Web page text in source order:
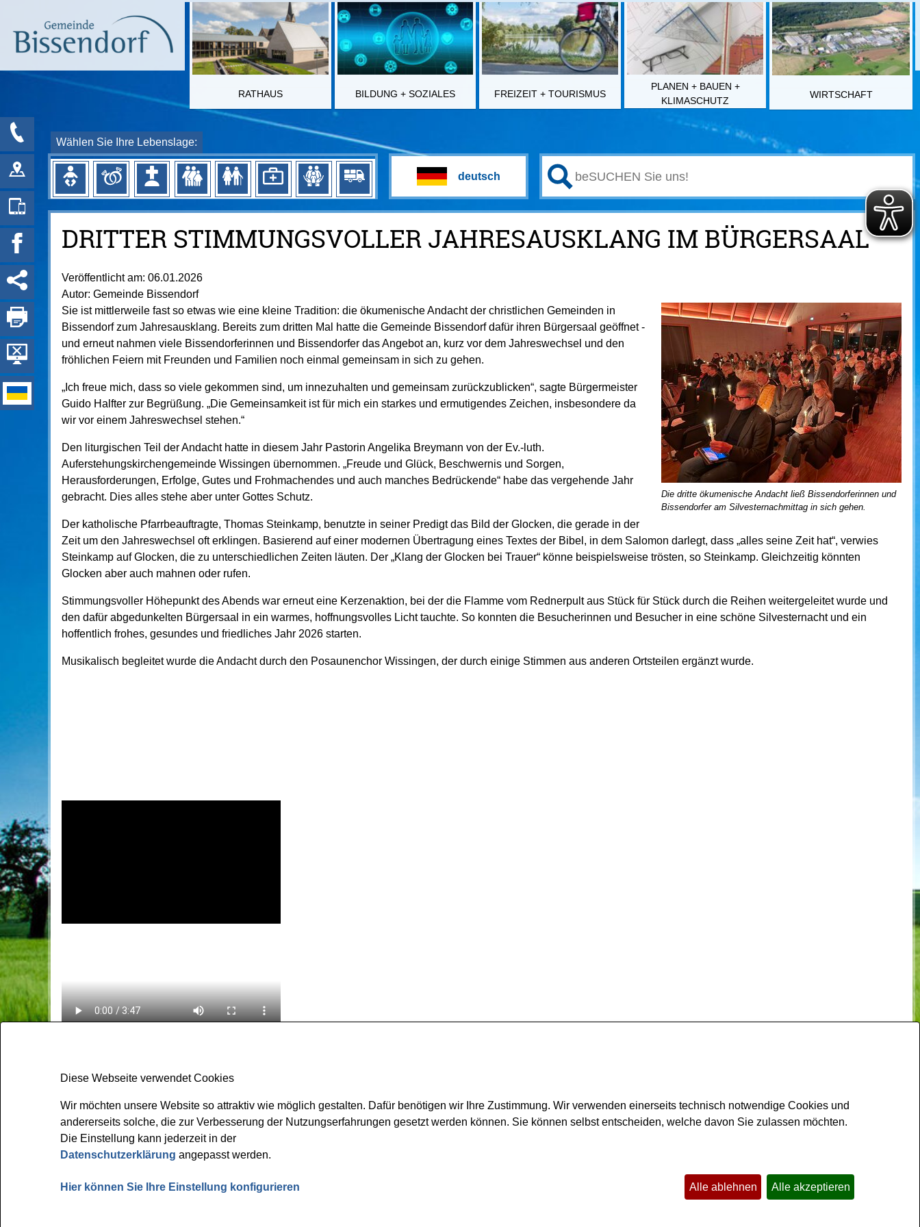
RATHAUS BILDUNG + SOZIALES FREIZEIT + TOURISMUS
PLANEN + BAUEN +
KLIMASCHUTZ
WIRTSCHAFT
Wählen Sie Ihre Lebenslage:
DRITTER STIMMUNGSVOLLER JAHRESAUSKLANG IM BÜRGERSAAL
Veröffentlicht am: 06.01.2026
Autor: Gemeinde Bissendorf
Die dritte ökumenische Andacht ließ Bissendorferinnen und
Bissendorfer am Silvesternachmittag in sich gehen.
Sie ist mittlerweile fast so etwas wie eine kleine Tradition: die ökumenische Andacht der christlichen Gemeinden in
Bissendorf zum Jahresausklang. Bereits zum dritten Mal hatte die Gemeinde Bissendorf dafür ihren Bürgersaal geöffnet -
und erneut nahmen viele Bissendorferinnen und Bissendorfer das Angebot an, kurz vor dem Jahreswechsel und den
fröhlichen Feiern mit Freunden und Familien noch einmal gemeinsam in sich zu gehen.
„Ich freue mich, dass so viele gekommen sind, um innezuhalten und gemeinsam zurückzublicken“, sagte Bürgermeister
Guido Halfter zur Begrüßung. „Die Gemeinsamkeit ist für mich ein starkes und ermutigendes Zeichen, insbesondere da
wir vor einem Jahreswechsel stehen.“
Den liturgischen Teil der Andacht hatte in diesem Jahr Pastorin Angelika Breymann von der Ev.-luth.
Auferstehungskirchengemeinde Wissingen übernommen. „Freude und Glück, Beschwernis und Sorgen,
Herausforderungen, Erfolge, Gutes und Frohmachendes und auch manches Bedrückende“ habe das vergehende Jahr
gebracht. Dies alles stehe aber unter Gottes Schutz.
Der katholische Pfarrbeauftragte, Thomas Steinkamp, benutzte in seiner Predigt das Bild der Glocken, die gerade in der
Zeit um den Jahreswechsel oft erklingen. Basierend auf einer modernen Übertragung eines Textes der Bibel, in dem Salomon darlegt, dass „alles seine Zeit hat“, verwies
Steinkamp auf Glocken, die zu unterschiedlichen Zeiten läuten. Der „Klang der Glocken bei Trauer“ könne beispielsweise trösten, so Steinkamp. Gleichzeitig könnten
Glocken aber auch mahnen oder rufen.
Stimmungsvoller Höhepunkt des Abends war erneut eine Kerzenaktion, bei der die Flamme vom Rednerpult aus Stück für Stück durch die Reihen weitergeleitet wurde und
den dafür abgedunkelten Bürgersaal in ein warmes, hoffnungsvolles Licht tauchte. So konnten die Besucherinnen und Besucher in eine schöne Silvesternacht und ein
hoffentlich frohes, gesundes und friedliches Jahr 2026 starten.
Musikalisch begleitet wurde die Andacht durch den Posaunenchor Wissingen, der durch einige Stimmen aus anderen Ortsteilen ergänzt wurde.
Gemeinde Bissendorf
Kirchplatz 1
Tel: 05402 404-0
Montag - Freitag:
09.00 Uhr - 12.00 Uhr
Kontakt Impressum
Wir möchten unsere Website so attraktiv wie möglich gestalten. Dafür benötigen wir Ihre Zustimmung. Wir verwenden einerseits technisch notwendige Cookies und
andererseits solche, die zur Verbesserung der Nutzungserfahrungen gesetzt werden können. Sie können selbst entscheiden, welche davon Sie zulassen möchten.
Die Einstellung kann jederzeit in der
Datenschutzerklärung angepasst werden.
Hier können Sie Ihre Einstellung konfigurieren Alle ablehnen Alle akzeptieren